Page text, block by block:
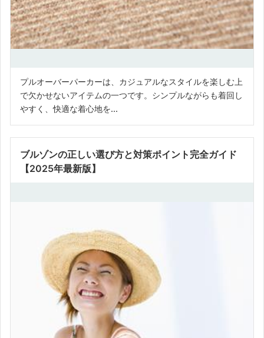
プルオーバーパーカーは、カジュアルなスタイルを楽しむ上
で欠かせないアイテムの一つです。シンプルながらも着回し
やすく、快適な着心地を...
ブルゾンの正しい選び方と対策ポイント完全ガイド
【2025年最新版】